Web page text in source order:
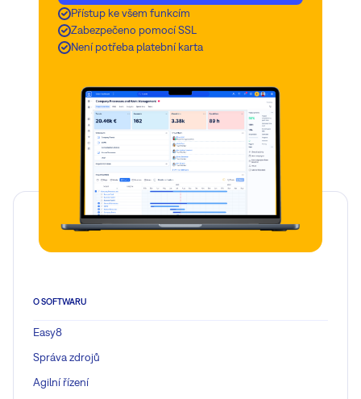
Přístup ke všem funkcím
Zabezpečeno pomocí SSL
Není potřeba platební karta
O SOFTWARU
Easy8
Správa zdrojů
Agilní řízení